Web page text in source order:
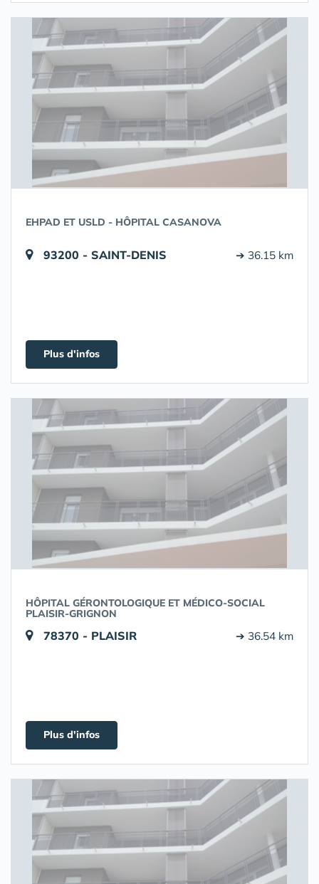
EHPAD ET USLD - HÔPITAL CASANOVA
93200 - SAINT-DENIS ➔ 36.15 km
Plus d'infos
HÔPITAL GÉRONTOLOGIQUE ET MÉDICO-SOCIAL
PLAISIR-GRIGNON
78370 - PLAISIR ➔ 36.54 km
Plus d'infos